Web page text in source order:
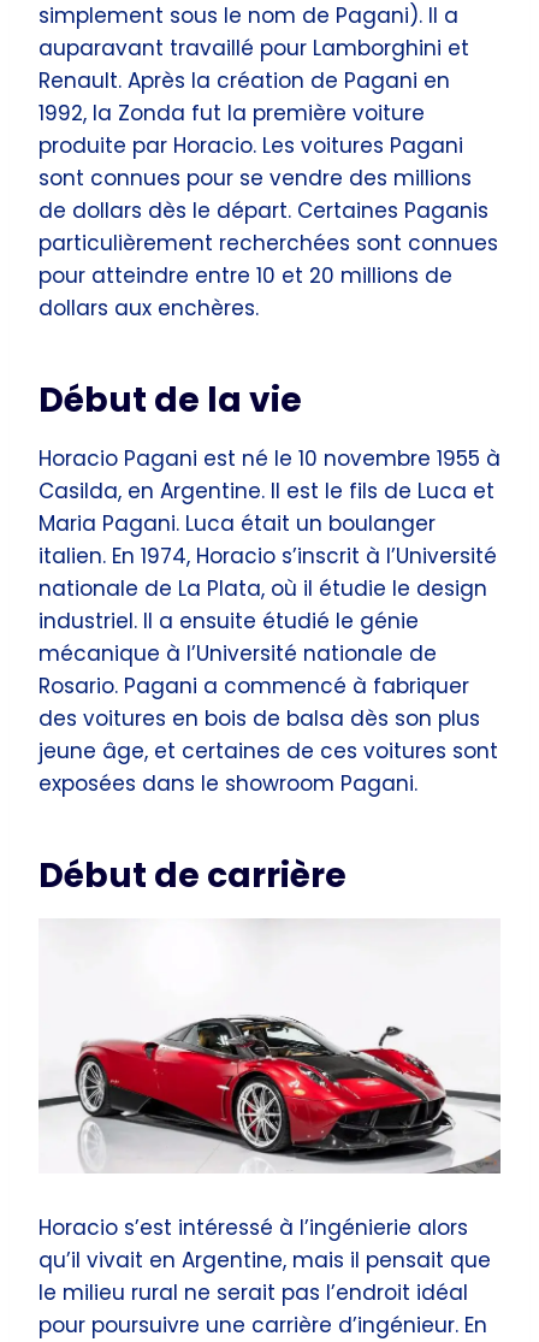
simplement sous le nom de Pagani). Il a
auparavant travaillé pour Lamborghini et
Renault. Après la création de Pagani en
1992, la Zonda fut la première voiture
produite par Horacio. Les voitures Pagani
sont connues pour se vendre des millions
de dollars dès le départ. Certaines Paganis
particulièrement recherchées sont connues
pour atteindre entre 10 et 20 millions de
dollars aux enchères.
Début de la vie
Horacio Pagani est né le 10 novembre 1955 à
Casilda, en Argentine. Il est le fils de Luca et
Maria Pagani. Luca était un boulanger
italien. En 1974, Horacio s’inscrit à l’Université
nationale de La Plata, où il étudie le design
industriel. Il a ensuite étudié le génie
mécanique à l’Université nationale de
Rosario. Pagani a commencé à fabriquer
des voitures en bois de balsa dès son plus
jeune âge, et certaines de ces voitures sont
exposées dans le showroom Pagani.
Début de carrière
Horacio s’est intéressé à l’ingénierie alors
qu’il vivait en Argentine, mais il pensait que
le milieu rural ne serait pas l’endroit idéal
pour poursuivre une carrière d’ingénieur. En